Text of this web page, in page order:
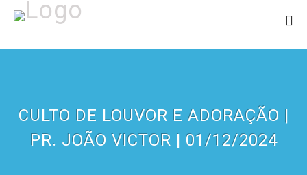
CULTO DE LOUVOR E ADORAÇÃO |
PR. JOÃO VICTOR | 01/12/2024